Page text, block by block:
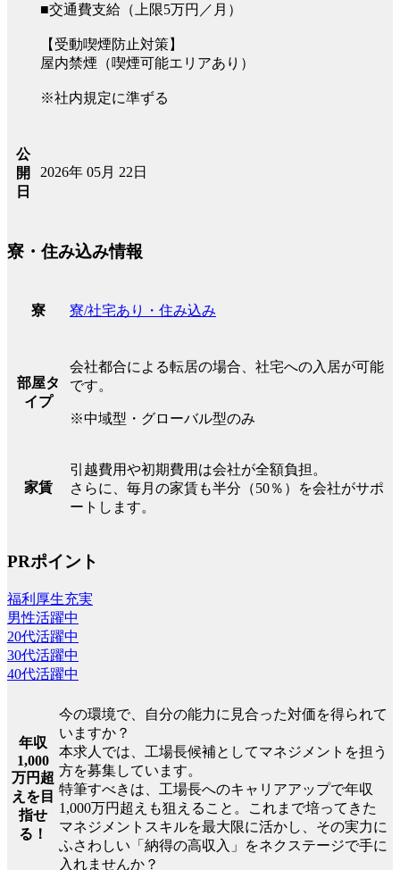
■交通費支給（上限5万円／月）
【受動喫煙防止対策】
屋内禁煙（喫煙可能エリアあり）
※社内規定に準ずる
公
開
日
2026年 05月 22日
寮・住み込み情報
寮 寮/社宅あり・住み込み
部屋タ
イプ
会社都合による転居の場合、社宅への入居が可能
です。
※中域型・グローバル型のみ
家賃
引越費用や初期費用は会社が全額負担。
さらに、毎月の家賃も半分（50％）を会社がサポ
ートします。
PRポイント
福利厚生充実
男性活躍中
20代活躍中
30代活躍中
40代活躍中
年収
1,000
万円超
えを目
指せ
る！
今の環境で、自分の能力に見合った対価を得られて
いますか？
本求人では、工場長候補としてマネジメントを担う
方を募集しています。
特筆すべきは、工場長へのキャリアアップで年収
1,000万円超えも狙えること。これまで培ってきた
マネジメントスキルを最大限に活かし、その実力に
ふさわしい「納得の高収入」をネクステージで手に
入れませんか？